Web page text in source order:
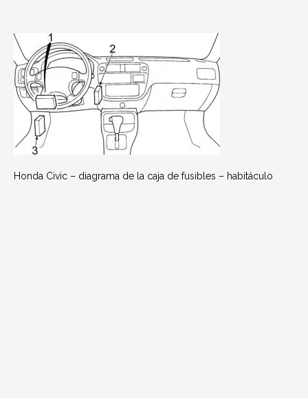
Honda Civic – diagrama de la caja de fusibles – habitáculo